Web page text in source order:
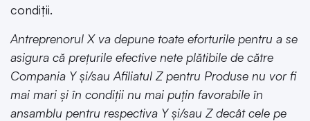
condiții.
Antreprenorul X va depune toate eforturile pentru a se
asigura că prețurile efective nete plătibile de către
Compania Y și/sau Afiliatul Z pentru Produse nu vor fi
mai mari și în condiții nu mai puțin favorabile în
ansamblu pentru respectiva Y și/sau Z decât cele pe